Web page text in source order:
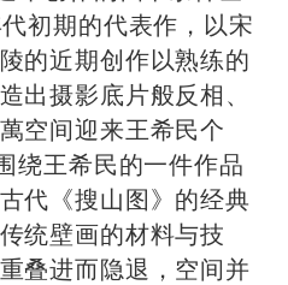
初期的代表作，以宋
的近期创作以熟练的
出摄影底片般反相、
空间迎来王希民个
绕王希民的一件作品
代《搜山图》的经典
统壁画的材料与技
叠进而隐退，空间并